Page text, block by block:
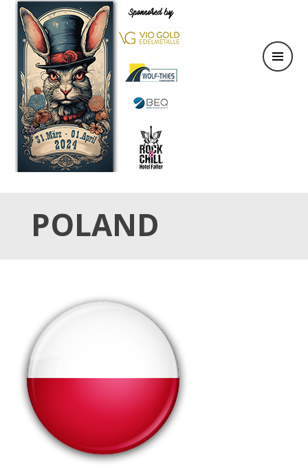
OSTER TATTOO WEEKEND
31.März & 01. April 2024
POLAND